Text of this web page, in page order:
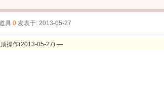
具 0 发表于: 2013-05-27
操作(2013-05-27) —